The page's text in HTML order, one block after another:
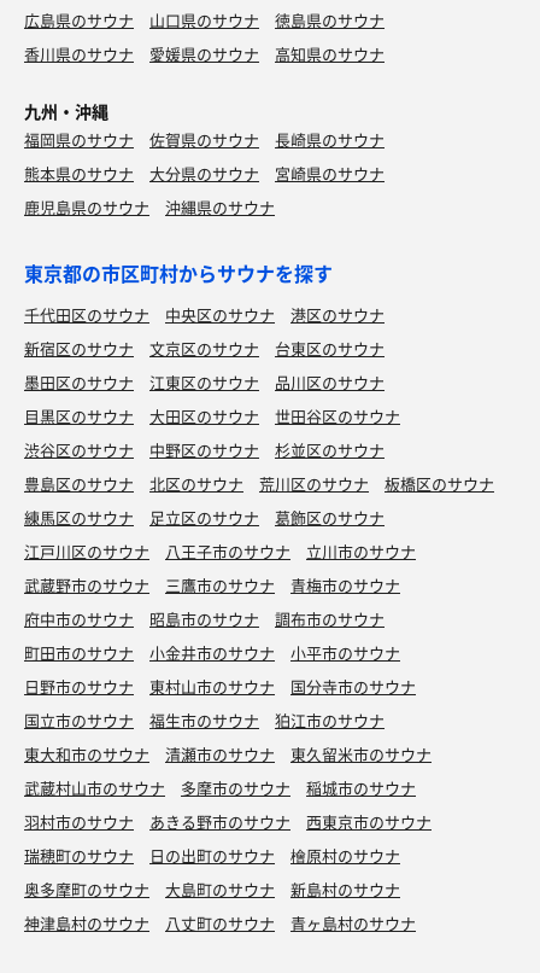
広島県のサウナ
山口県のサウナ
徳島県のサウナ
香川県のサウナ
愛媛県のサウナ 高知県のサウナ
九州・沖縄
福岡県のサウナ 佐賀県のサウナ
長崎県のサウナ
熊本県のサウナ
大分県のサウナ
宮崎県のサウナ
鹿児島県のサウナ
沖縄県のサウナ
東京都の市区町村からサウナを探す
千代田区のサウナ 中央区のサウナ
港区のサウナ
新宿区のサウナ
文京区のサウナ
台東区のサウナ
墨田区のサウナ
江東区のサウナ
品川区のサウナ
目黒区のサウナ
大田区のサウナ
世田谷区のサウナ
渋谷区のサウナ
中野区のサウナ
杉並区のサウナ
豊島区のサウナ
北区のサウナ 荒川区のサウナ
板橋区のサウナ
練馬区のサウナ
足立区のサウナ
葛飾区のサウナ
江戸川区のサウナ
八王子市のサウナ
立川市のサウナ
武蔵野市のサウナ
三鷹市のサウナ
青梅市のサウナ
府中市のサウナ
昭島市のサウナ
調布市のサウナ
町田市のサウナ
小金井市のサウナ
小平市のサウナ
日野市のサウナ
東村山市のサウナ
国分寺市のサウナ
国立市のサウナ
福生市のサウナ
狛江市のサウナ
東大和市のサウナ
清瀬市のサウナ
東久留米市のサウナ
武蔵村山市のサウナ
多摩市のサウナ
稲城市のサウナ
羽村市のサウナ
あきる野市のサウナ
西東京市のサウナ
瑞穂町のサウナ
日の出町のサウナ
檜原村のサウナ
奥多摩町のサウナ
大島町のサウナ
新島村のサウナ
神津島村のサウナ
八丈町のサウナ 青ヶ島村のサウナ